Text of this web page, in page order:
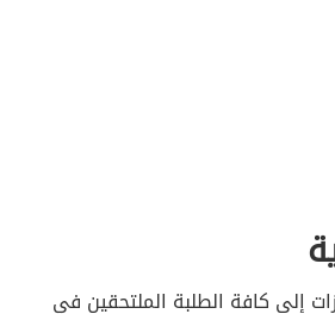
إلى كافة الطلبة الملتحقين في